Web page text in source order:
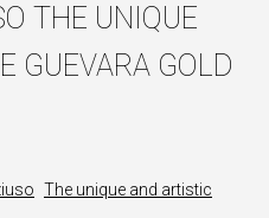
THE UNIQUE
GUEVARA GOLD
The unique and artistic